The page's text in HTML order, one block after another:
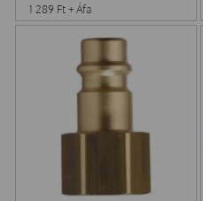
1 289 Ft + Áfa